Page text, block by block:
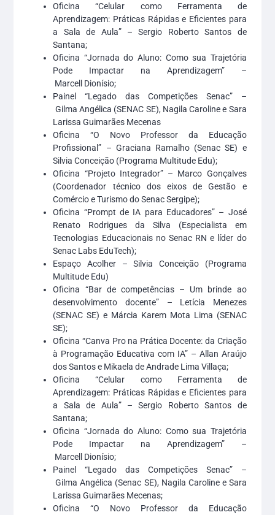
Oficina “Celular como Ferramenta de
Aprendizagem: Práticas Rápidas e Eficientes para
a Sala de Aula” – Sergio Roberto Santos de
Santana;
Oficina “Jornada do Aluno: Como sua Trajetória
Pode Impactar na Aprendizagem” –
Marcell Dionísio;
Painel “Legado das Competições Senac” –
Gilma Angélica (SENAC SE), Nagila Caroline e Sara
Larissa Guimarães Mecenas
Oficina “O Novo Professor da Educação
Profissional” – Graciana Ramalho (Senac SE) e
Silvia Conceição (Programa Multitude Edu);
Oficina “Projeto Integrador” – Marco Gonçalves
(Coordenador técnico dos eixos de Gestão e
Comércio e Turismo do Senac Sergipe);
Oficina “Prompt de IA para Educadores” – José
Renato Rodrigues da Silva (Especialista em
Tecnologias Educacionais no Senac RN e líder do
Senac Labs EduTech);
Espaço Acolher – Silvia Conceição (Programa
Multitude Edu)
Oficina “Bar de competências – Um brinde ao
desenvolvimento docente” – Letícia Menezes
(SENAC SE) e Márcia Karem Mota Lima (SENAC
SE);
Oficina “Canva Pro na Prática Docente: da Criação
à Programação Educativa com IA” – Allan Araújo
dos Santos e Mikaela de Andrade Lima Villaça;
Oficina “Celular como Ferramenta de
Aprendizagem: Práticas Rápidas e Eficientes para
a Sala de Aula” – Sergio Roberto Santos de
Santana;
Oficina “Jornada do Aluno: Como sua Trajetória
Pode Impactar na Aprendizagem” –
Marcell Dionísio;
Painel “Legado das Competições Senac” –
Gilma Angélica (Senac SE), Nagila Caroline e Sara
Larissa Guimarães Mecenas;
Oficina “O Novo Professor da Educação